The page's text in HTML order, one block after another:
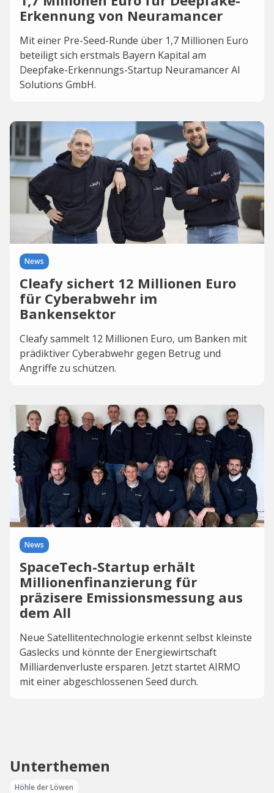
Erkennung von Neuramancer
Mit einer Pre-Seed-Runde über 1,7 Millionen Euro
beteiligt sich erstmals Bayern Kapital am
Deepfake-Erkennungs-Startup Neuramancer AI
Solutions GmbH.
News
Cleafy sichert 12 Millionen Euro
für Cyberabwehr im
Bankensektor
Cleafy sammelt 12 Millionen Euro, um Banken mit
prädiktiver Cyberabwehr gegen Betrug und
Angriffe zu schützen.
News
SpaceTech-Startup erhält
Millionenfinanzierung für
präzisere Emissionsmessung aus
dem All
Neue Satellitentechnologie erkennt selbst kleinste
Gaslecks und könnte der Energiewirtschaft
Milliardenverluste ersparen. Jetzt startet AIRMO
mit einer abgeschlossenen Seed durch.
Unterthemen
Höhle der Löwen